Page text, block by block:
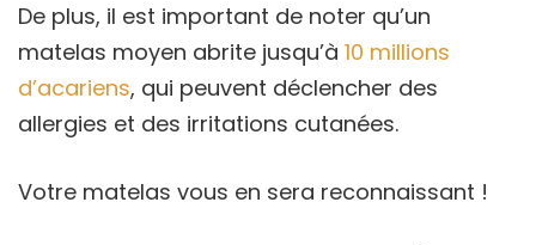
De plus, il est important de noter qu’un
matelas moyen abrite jusqu’à 10 millions
d’acariens, qui peuvent déclencher des
allergies et des irritations cutanées.
Votre matelas vous en sera reconnaissant !